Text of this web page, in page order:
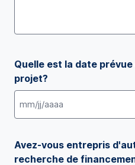
Quelle est la date
projet?
Avez-vous entrepris
recherche de